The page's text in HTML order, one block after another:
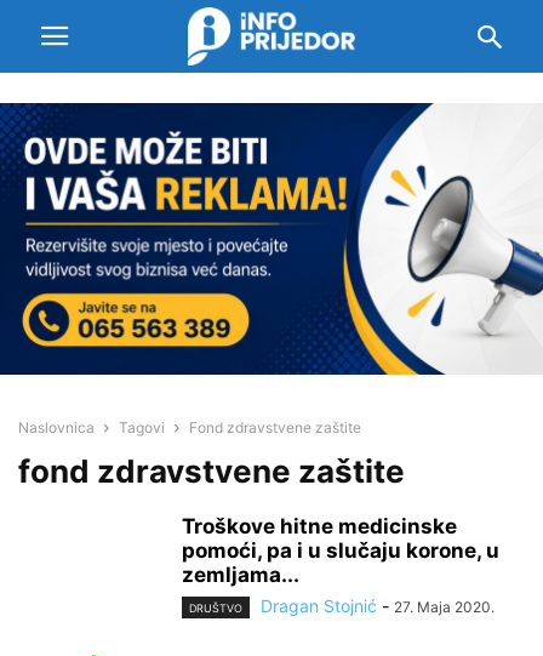
Naslovnica Tagovi Fond zdravstvene zaštite
fond zdravstvene zaštite
Troškove hitne medicinske
pomoći, pa i u slučaju korone, u
zemljama...
DRUŠTVO Dragan Stojnić - 27. Maja 2020.